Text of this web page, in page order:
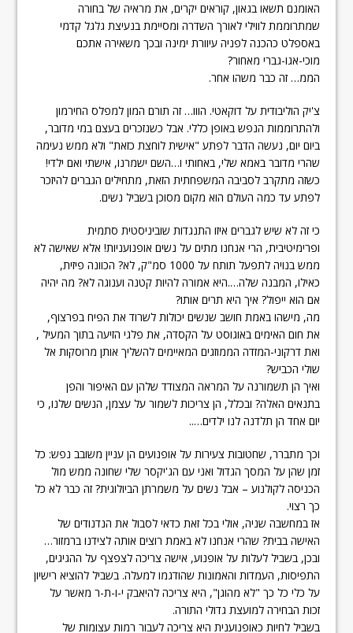
האומנם תשאו בגאון, קוראים יקרים, את מראיה של בחורה
שמתרוממת לווילי לאורך השדרה ומסיימת בנעיצת גלגל קדמי
באספלט כהכנה לפניה עיוורת ימינה ובכך משאירה אתכם
מוכי-אגו-גברי מאחור?
הממ… זה כבר משהו אחר.
צ'יק הוליבודית על דוקאטי. הווו… זה תורם המון למפלס החירמון
ולהתרוממות הנפש באופן כללי. אבל כשנזכרים בעצם במי מדובר,
ביום יום, נעשה הדבר לפתע "אישית לוחצת כזאת" ולא ממש נעימה
שהרי מדובר באמא שלי, באחותי ו…השם ישמרנו, אישתי ואם ילדי!
כשזה מתקרב לסביבה המשפחתית הזאת, מתחילים הגברים להיזכר
לפתע עד כמה העולם הוא מקום מסוכן בשביל נשים.
כי זה לא שיש לגברים איזו התנגדות שוביניסטית סתמית
ופרימיטיבית, הרי אנחנו מתים על נשים אופנועניות! אלא שאישה לא
ממש בנויה לתפעל תותח על 1000 סמ"ק, לא? הכוונה פיזית,
כאילו, המבנה שלה….היא אמורה להיות קטנה וענוגה לא? מה יהיה
אם הוא ייפול? איך היא תרים אותו?
מה, מישהו באמת חושב שנשים יכולות לשרוד את הפיח בפרצוף,
את חום האימים באוגוסט על הקסדה, את פלגי הזיעה בתוך המעיל ,
ואת דרקוני-המזדה הממוזגים המאיימים להשליך אותן מרוסקות אל
שולי הכביש?
ואיך הן תשמורנה על המראה המצודד שלהן עם האיפור והפן
בתנאים האלה? ובכלל, הן צריכות לשמור על עצמן, הנשים שלנו, כי
יום אחד הן תלדנה לנו ילדים…..
וכך מתברר, שחטובות צעירות על אופנועים הן עניין משובב נפש: כל
זמן שהן על המסך הגדול ואני עם הג'יקסר שלי שחונה ממש מול
הכניסה לקולנוע – אבל נשים על משמרתן הביולוגית? זה כבר לא כל
כך רצוי.
אז במחשבה שניה, אולי בכל זאת כדאי לסבול את הנדנודים של
האישה בבית? שהרי אנחנו לא באמת רוצים אותה לצידנו ברמזור…
ובכן, בשביל לעלות על אופנוע, אישה צריכה לצפצף על ההגיגים,
התפיסות, העמדות והאמונות שהודגמו למעלה. בשביל להוציא רישיון
על כלי כל כך "לא מהוגן", היא צריכה להיאבק י-ו-ת-ר מאשר על
זכות הבחירה למועצת גדולי התורה.
בשביל לחיות כאופנוענית היא צריכה לעבור רמות עצומות של